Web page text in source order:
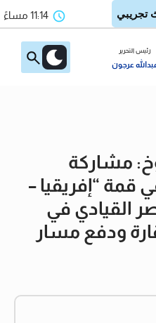
11:14 مساءً
رئيس التحرير
عرجون
مشاركة
“إفريقيا –
القيادي في
ودفع مسار